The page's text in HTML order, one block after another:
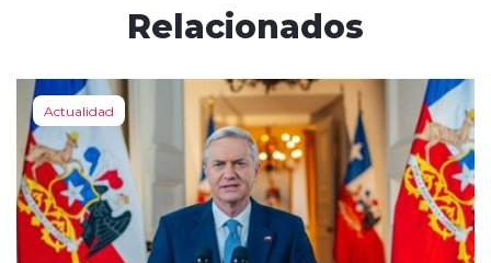
Relacionados
Actualidad